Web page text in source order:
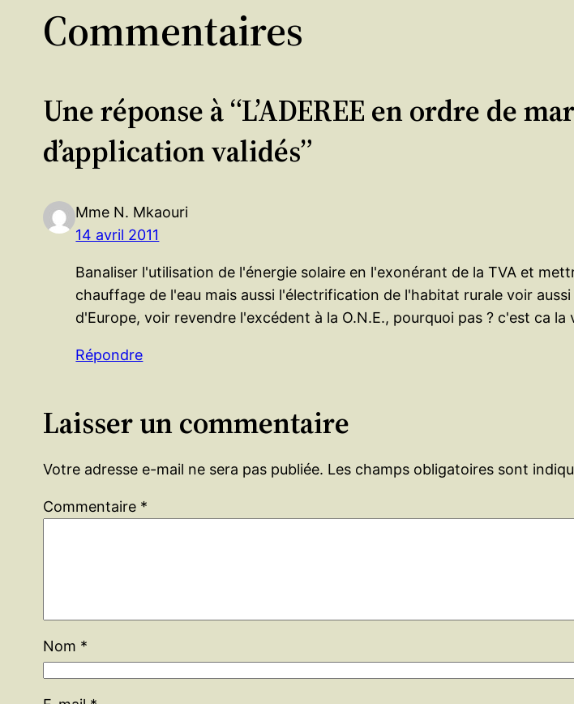
Commentaires
Une réponse à “L’ADEREE en ordre de
d’application validés”
Mme N. Mkaouri
14 avril 2011
Banaliser l'utilisation de l'énergie solaire en l'exonérant de la TVA et
chauffage de l'eau mais aussi l'électrification de l'habitat rurale voir
d'Europe, voir revendre l'excédent à la O.N.E., pourquoi pas ? c'est ca
Répondre
Laisser un commentaire
Votre adresse e-mail ne sera pas publiée. Les champs obligatoires sont
Commentaire *
Nom *